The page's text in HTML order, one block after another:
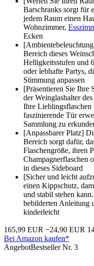
Barschranks sorgt für
jedem Raum einen
Wohnzimmer,
Ecken
Bereich dieses
Helligkeitsstufen und
oder lebhafte Partys,
Stimmung anpassen
[Präsentieren Sie Ihre
der Weinglashalter
Ihre Lieblingsflaschen
faszinierende Tür
Sammlung zu
[Anpassbarer Platz]
Bereich sorgt dafür,
Flaschengröße, ihren
Champagnerflaschen
in dieses Sideboard
[Sicher und leicht
einen Kippschutz,
und stabil stehen
bebilderten Anleitung
kinderleicht
165,99 EUR −24,90 EUR
Bei Amazon kaufen*
AngebotBestseller Nr. 3